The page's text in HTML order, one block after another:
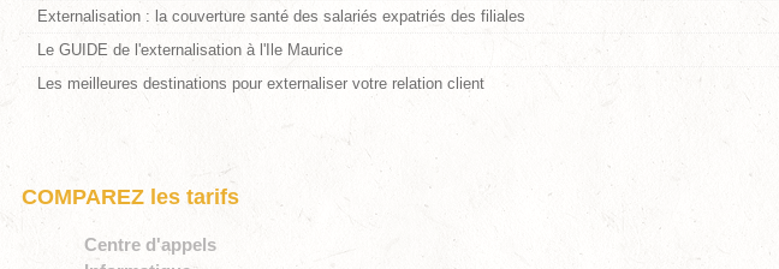
Externalisation : la couverture santé des salariés expatriés des filiales
Le GUIDE de l'externalisation à l'Ile Maurice
Les meilleures destinations pour externaliser votre relation client
COMPAREZ les tarifs
Centre d'appels